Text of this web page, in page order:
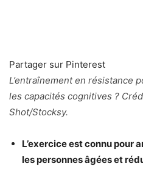
Partager sur Pinterest
L’entraînement en résistance
les capacités cognitives ?
Shot/Stocksy.
L’exercice est connu pour
les personnes âgées et